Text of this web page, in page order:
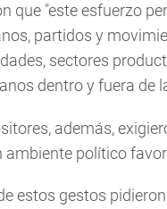
que "este esfuerzo
partidos y
sectores
dentro y fuera de
además,
ambiente político
estos gestos